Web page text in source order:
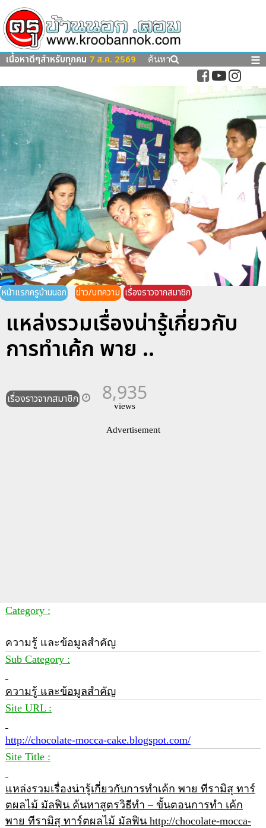
เนื้อหาดีๆสำหรับทุกคน 7 ส.ค. 2569 ค้นหา ☰
หน้าแรกครูบ้านนอก ข่าว/บทความ เรื่องราวจากสมาชิก
แหล่งรวมเรื่องน่ารู้เกี่ยวกับ
การทำเค้ก พาย ..
เรื่องราวจากสมาชิก 8,935
views
Advertisement
Category :
ความรู้ และข้อมูลสำคัญ
Sub Category :
ความรู้ และข้อมูลสำคัญ
Site URL :
http://chocolate-mocca-cake.blogspot.com/
Site Title :
แหล่งรวมเรื่องน่ารู้เกี่ยวกับการทำเค้ก พาย ทีรามิสุ ทาร์
ตผลไม้ มัลฟิน ค้นหาสูตรวิธีทำ – ขั้นตอนการทำ เค้ก
พาย ทีรามิสุ ทาร์ตผลไม้ มัลฟิน http://chocolate-mocca-